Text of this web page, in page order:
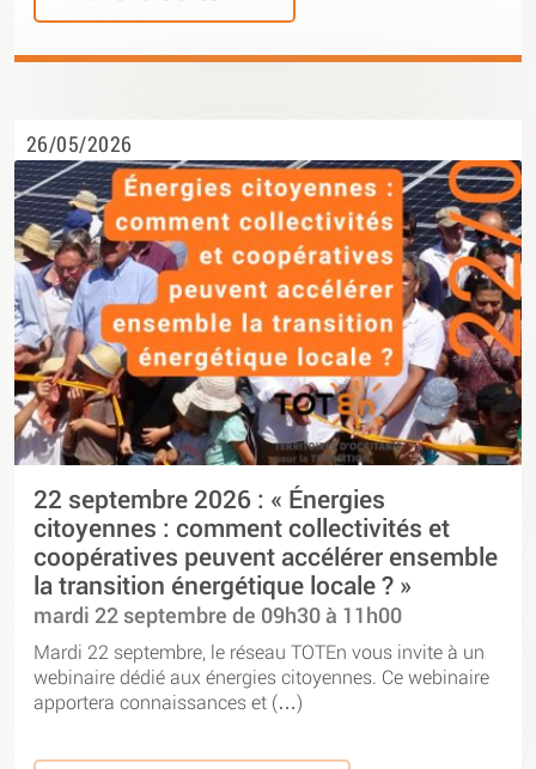
26/05/2026
22 septembre 2026 : « Énergies
citoyennes : comment collectivités et
coopératives peuvent accélérer ensemble
la transition énergétique locale ? »
mardi 22 septembre de 09h30 à 11h00
Mardi 22 septembre, le réseau TOTEn vous invite à un
webinaire dédié aux énergies citoyennes. Ce webinaire
apportera connaissances et (…)